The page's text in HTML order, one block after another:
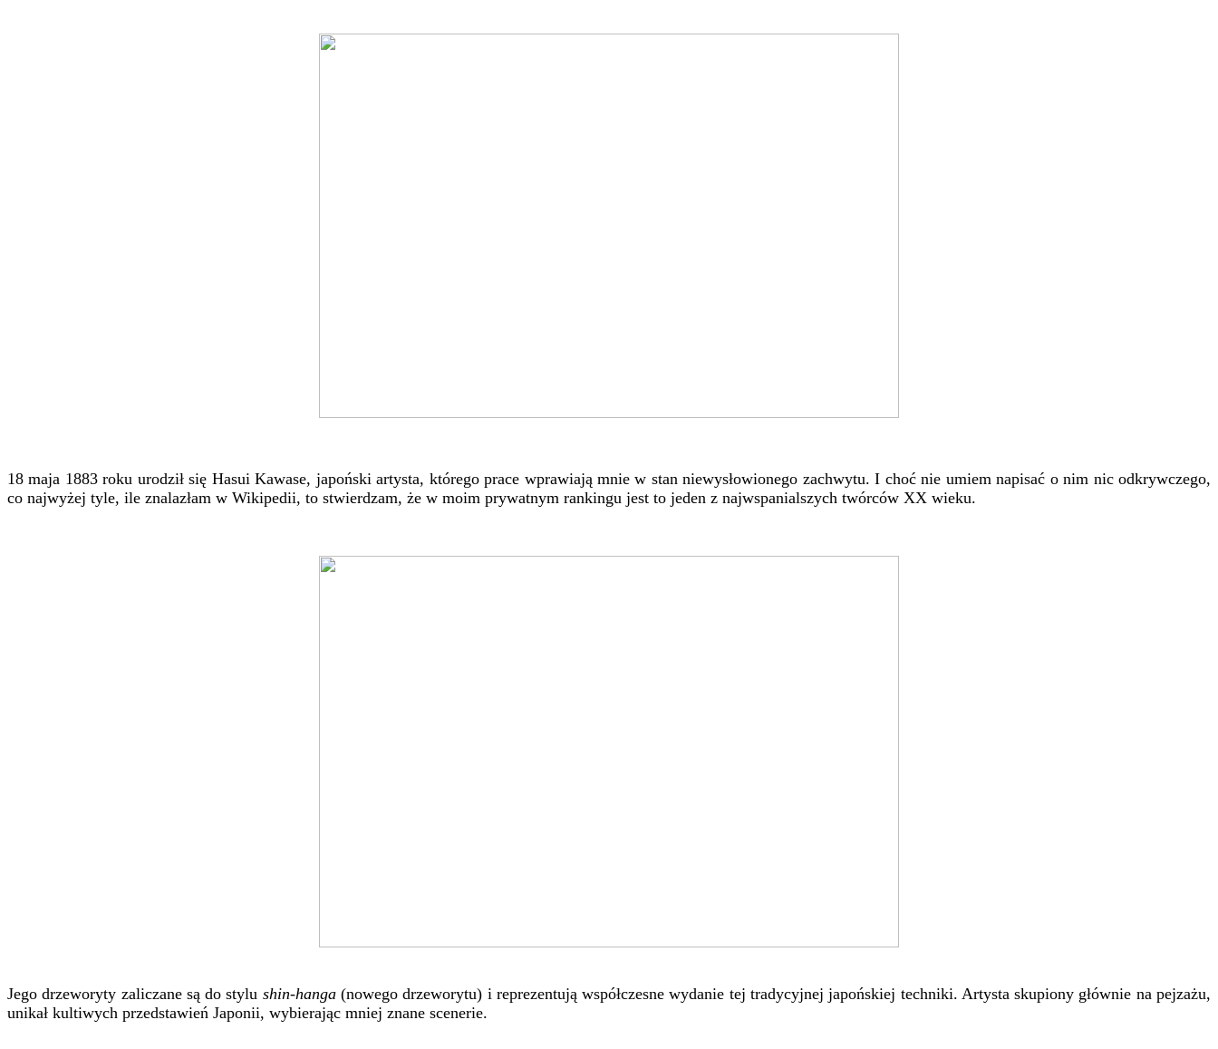
18 maja 1883 roku urodził się Hasui Kawase, japoński artysta, którego prace wprawiają mnie w stan niewysłowionego zachwytu. I choć nie umiem napisać o nim nic odkrywczego,
co najwyżej tyle, ile znalazłam w Wikipedii, to stwierdzam, że w moim prywatnym rankingu jest to jeden z najwspanialszych twórców XX wieku.
Jego drzeworyty zaliczane są do stylu shin-hanga(nowego drzeworytu) i reprezentują współczesne wydanie tej tradycyjnej japońskiej techniki. Artysta skupiony głównie na pejzażu,
unikał kultiwych przedstawień Japonii, wybierając mniej znane scenerie.